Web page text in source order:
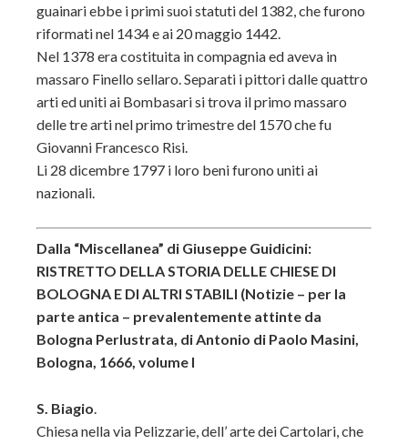
guainari ebbe i primi suoi statuti del 1382, che furono
riformati nel 1434 e ai 20 maggio 1442.
Nel 1378 era costituita in compagnia ed aveva in
massaro Finello sellaro. Separati i pittori dalle quattro
arti ed uniti ai Bombasari si trova il primo massaro
delle tre arti nel primo trimestre del 1570 che fu
Giovanni Francesco Risi.
Li 28 dicembre 1797 i loro beni furono uniti ai
nazionali.
Dalla “Miscellanea” di Giuseppe Guidicini:
RISTRETTO DELLA STORIA DELLE CHIESE DI
BOLOGNA E DI ALTRI STABILI (Notizie – per la
parte antica – prevalentemente attinte da
Bologna Perlustrata, di Antonio di Paolo Masini,
Bologna, 1666, volume I
S. Biagio.
Chiesa nella via Pelizzarie, dell’ arte dei Cartolari, che